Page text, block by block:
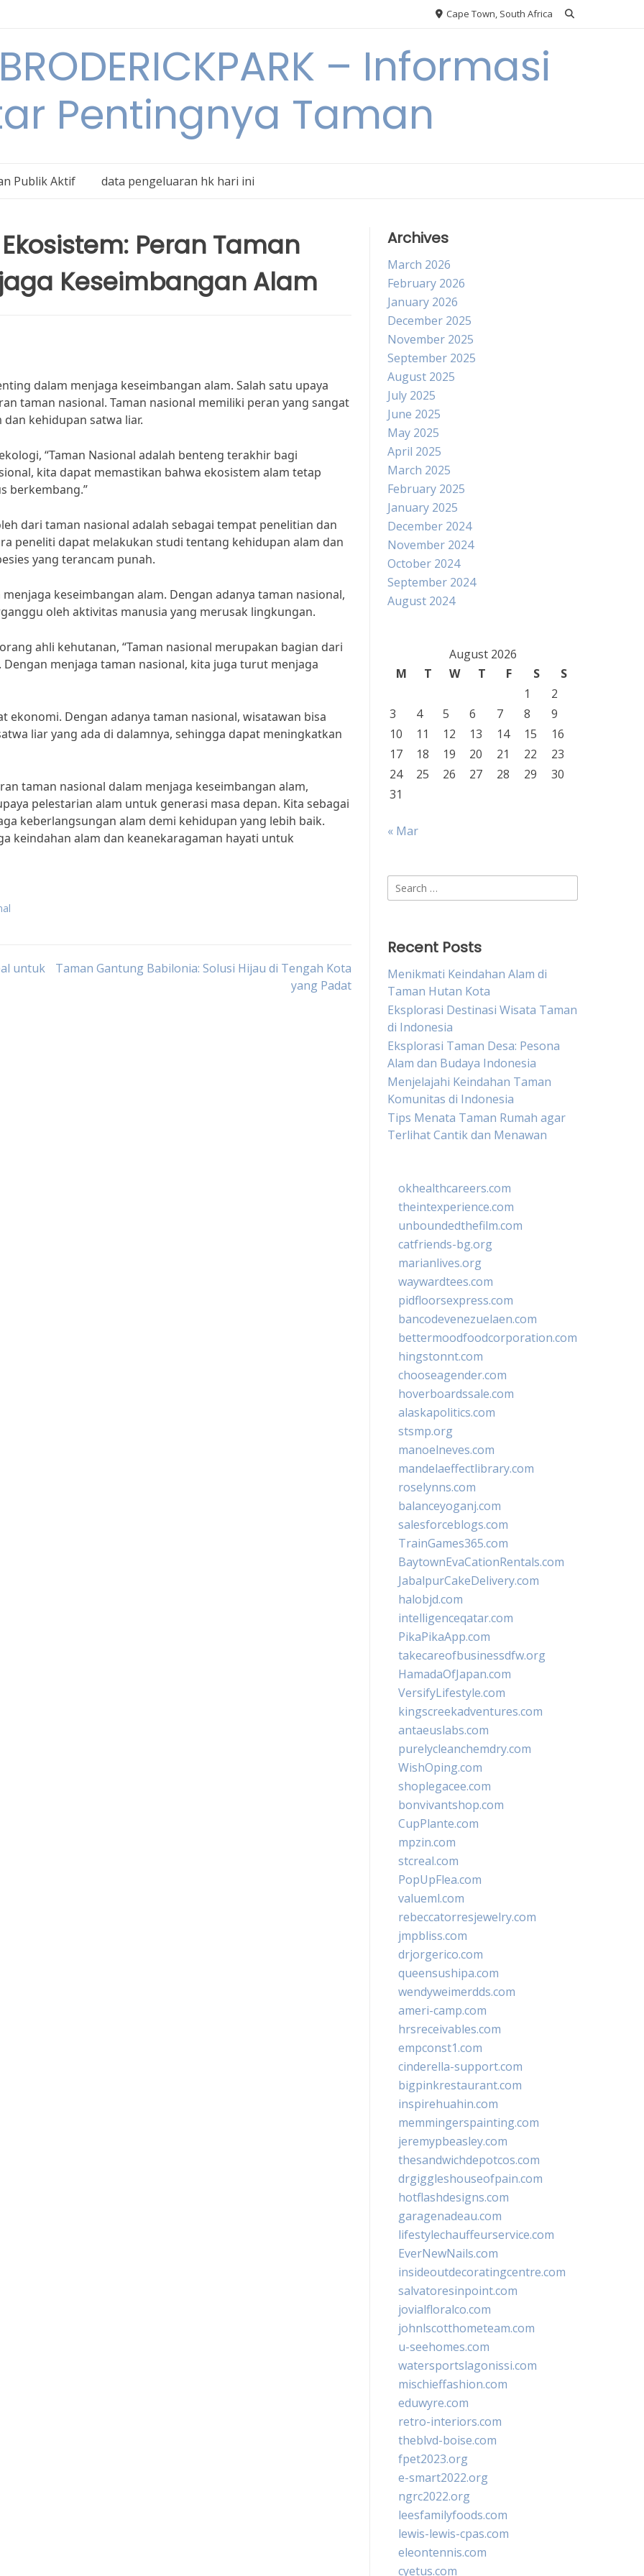
Cape Town, South Africa
– Informasi
Pentingnya Taman
Publik Aktif data pengeluaran hk hari ini
Peran Taman
Keseimbangan Alam
dalam menjaga keseimbangan alam. Salah satu upaya
taman nasional. Taman nasional memiliki peran yang sangat
kehidupan satwa liar.
“Taman Nasional adalah benteng terakhir bagi
kita dapat memastikan bahwa ekosistem alam tetap
berkembang.”
dari taman nasional adalah sebagai tempat penelitian dan
peneliti dapat melakukan studi tentang kehidupan alam dan
yang terancam punah.
keseimbangan alam. Dengan adanya taman nasional,
oleh aktivitas manusia yang merusak lingkungan.
ahli kehutanan, “Taman nasional merupakan bagian dari
menjaga taman nasional, kita juga turut menjaga
ekonomi. Dengan adanya taman nasional, wisatawan bisa
liar yang ada di dalamnya, sehingga dapat meningkatkan
taman nasional dalam menjaga keseimbangan alam,
pelestarian alam untuk generasi masa depan. Kita sebagai
keberlangsungan alam demi kehidupan yang lebih baik.
keindahan alam dan keanekaragaman hayati untuk
untuk
Taman Gantung Babilonia: Solusi Hijau di Tengah Kota
yang Padat
Archives
March 2026
February 2026
January 2026
December 2025
November 2025
September 2025
August 2025
July 2025
June 2025
May 2025
April 2025
March 2025
February 2025
January 2025
December 2024
November 2024
October 2024
September 2024
August 2024
August 2026
M
T W T F S
S
1
2
3
4 5 6 7 8
9
10
11 12 13 14 15
16
17
18 19 20 21 22
23
24
25 26 27 28 29
30
31
« Mar
Search
for:
Recent Posts
Menikmati Keindahan Alam di
Taman Hutan Kota
Eksplorasi Destinasi Wisata Taman
di Indonesia
Eksplorasi Taman Desa: Pesona
Alam dan Budaya Indonesia
Menjelajahi Keindahan Taman
Komunitas di Indonesia
Tips Menata Taman Rumah agar
Terlihat Cantik dan Menawan
okhealthcareers.com
theintexperience.com
unboundedthefilm.com
catfriends-bg.org
marianlives.org
waywardtees.com
pidfloorsexpress.com
bancodevenezuelaen.com
bettermoodfoodcorporation.com
hingstonnt.com
chooseagender.com
hoverboardssale.com
alaskapolitics.com
stsmp.org
manoelneves.com
mandelaeffectlibrary.com
roselynns.com
balanceyoganj.com
salesforceblogs.com
TrainGames365.com
BaytownEvaCationRentals.com
JabalpurCakeDelivery.com
halobjd.com
intelligenceqatar.com
PikaPikaApp.com
takecareofbusinessdfw.org
HamadaOfJapan.com
VersifyLifestyle.com
kingscreekadventures.com
antaeuslabs.com
purelycleanchemdry.com
WishOping.com
shoplegacee.com
bonvivantshop.com
CupPlante.com
mpzin.com
stcreal.com
PopUpFlea.com
valueml.com
rebeccatorresjewelry.com
jmpbliss.com
drjorgerico.com
queensushipa.com
wendyweimerdds.com
ameri-camp.com
hrsreceivables.com
empconst1.com
cinderella-support.com
bigpinkrestaurant.com
inspirehuahin.com
memmingerspainting.com
jeremypbeasley.com
thesandwichdepotcos.com
drgiggleshouseofpain.com
hotflashdesigns.com
garagenadeau.com
lifestylechauffeurservice.com
EverNewNails.com
insideoutdecoratingcentre.com
salvatoresinpoint.com
jovialfloralco.com
johnlscotthometeam.com
u-seehomes.com
watersportslagonissi.com
mischieffashion.com
eduwyre.com
retro-interiors.com
theblvd-boise.com
fpet2023.org
e-smart2022.org
ngrc2022.org
leesfamilyfoods.com
lewis-lewis-cpas.com
eleontennis.com
cyetus.com